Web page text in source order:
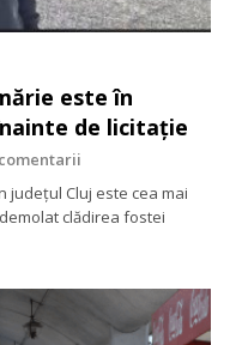
este în
de licitație
județul Cluj este cea mai
clădirea fostei